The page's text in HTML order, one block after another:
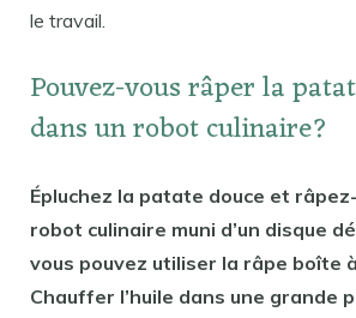
le travail.
Pouvez-vous râper la
dans un robot culinaire?
Épluchez la patate douce et
robot culinaire muni d’un disque
vous pouvez utiliser la râpe boîte
Chauffer l’huile dans une grande